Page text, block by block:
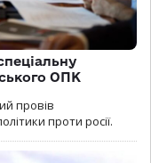
ОПК
провів
проти росії.